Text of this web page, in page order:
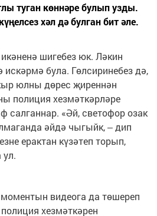
туган көннәре булып узды.
хәл дә булган бит әле.
шигебез юк. Ләкин
була. Гөлсиринебез дә,
юлны дөрес җиреннән
полиция хезмәткәрләре
салганнар. «Әй, светофор озак
әйдә чыгыйк, ‒ дип
ерактан күзәтеп торып,
ул.
видеога да төшереп
хезмәткәрен